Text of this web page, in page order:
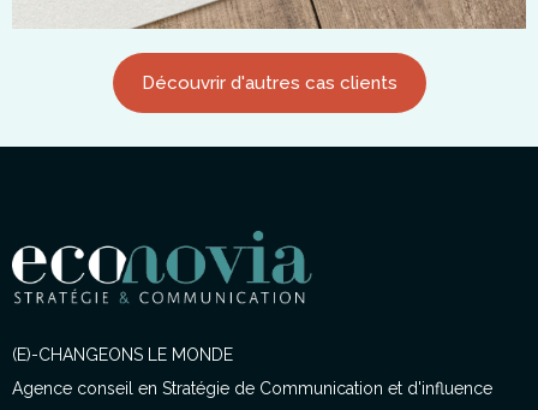
Découvrir d'autres cas clients
(E)-CHANGEONS LE MONDE
Agence conseil en Stratégie de Communication et d'influence